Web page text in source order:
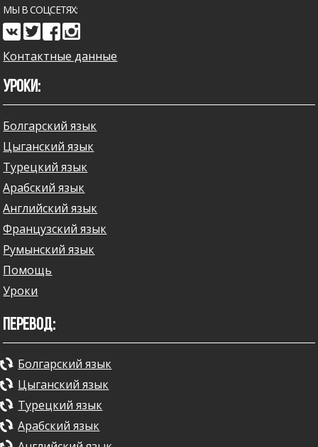
УРОКИ:
Болгарский язык
Цыганский язык
Турецкий язык
Арабский язык
Английский язык
Французский язык
Румынский язык
Помощь
Уроки
ПЕРЕВОД:
Болгарский язык
Цыганский язык
Турецкий язык
Арабский язык
МЫ В СОЦСЕТЯХ:
Контактные данные